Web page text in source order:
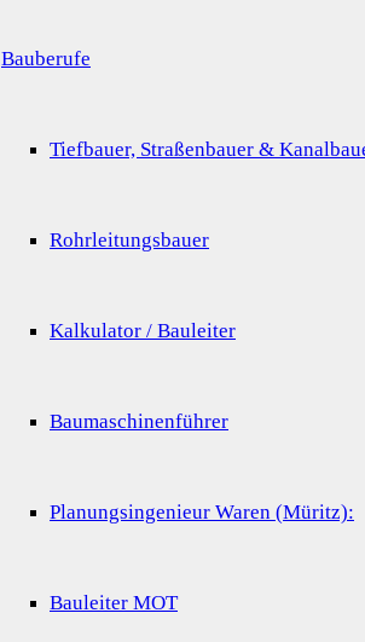
Bauberufe
Tiefbauer, Straßenbauer &
Rohrleitungsbauer
Kalkulator / Bauleiter
Baumaschinenführer
Planungsingenieur Waren (Müritz):
Bauleiter MOT